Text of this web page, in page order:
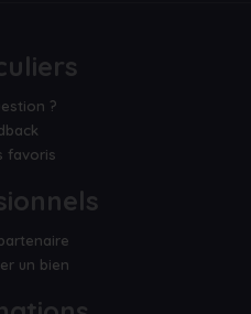
?
favoris
un bien